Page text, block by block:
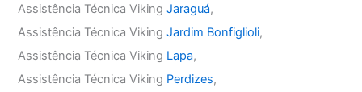
Assistência Técnica VikingJaraguá,
Assistência Técnica VikingJardim Bonfiglioli,
Assistência Técnica Viking Lapa,
Assistência Técnica Viking Perdizes,